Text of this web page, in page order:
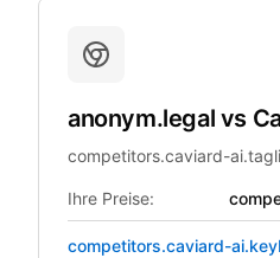
anonym.legal vs
competitors.caviard-
Ihre Preise:
competitors.caviard-